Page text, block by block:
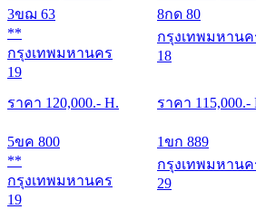
3ขฌ 63
**
กรุงเทพมหานคร
19
ราคา 120,000.- H.
8กด 80
กรุงเทพมหานค
18
ราคา 115,000.-
5ขค 800
**
กรุงเทพมหานคร
19
1ขก 889
กรุงเทพมหานค
29